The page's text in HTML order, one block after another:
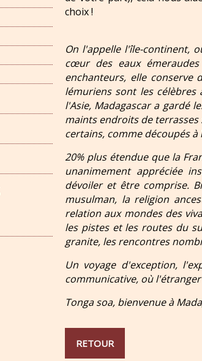
choix !
On l'appelle l'île-continent,
cœur des eaux
enchanteurs, elle
lémuriens sont les
l'Asie, Madagascar a gardé
maints endroits de terrasses
certains, comme découpés
20% plus étendue que la
unanimement appréciée
dévoiler et être comprise.
musulman, la religion
relation aux mondes des
les pistes et les routes du
granite, les rencontres
Un voyage d'exception,
communicative, où
Tonga soa, bienvenue à
RETOUR